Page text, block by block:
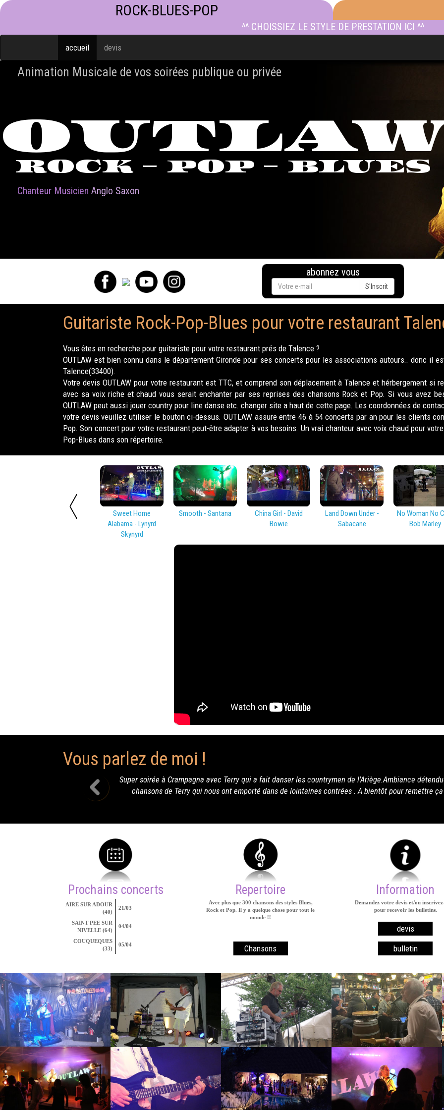
ROCK-BLUES-POP
^^ CHOISSIEZ LE STYLE DE PRESTATION ICI ^^
accueil devis
Animation Musicale de vos soirées publique ou privée
ROCK - POP - BLUES
Chanteur Musicien Anglo Saxon
abonnez vous
S'Inscrit
Guitariste Rock-Pop-Blues pour votre restaurant
Vous êtes en recherche pour guitariste pour votre restaurant prés de Talence ?
OUTLAW est bien connu dans le département Gironde pour ses concerts pour les associations autours.. donc il
Talence(33400).
Votre devis OUTLAW pour votre restaurant est TTC, et comprend son déplacement à Talence et hérbergement
avec sa voix riche et chaud vous serait enchanter par ses reprises des chansons Rock et Pop. Si vous avez
OUTLAW peut aussi jouer country pour line danse etc. changer site a haut de cette page. Les coordonnées de
votre devis veuillez utiliser le bouton ci-dessus. OUTLAW assure entre 46 à 54 concerts par an pour les clients
Pop. Son concert pour votre restaurant peut-être adapter à vos besoins. Un vrai chanteur avec voix chaud pour
Pop-Blues dans son répertoire.
Sweet Home
Alabama - Lynyrd
Skynyrd
Smooth - Santana
China Girl - David
Bowie
Land Down Under -
Sabacane
No Woman No
Bob Marley
Vous parlez de moi !
soirée à Crampagna avec Terry qui a fait danser les countrymen de l'Ariège.Ambiance détendue, rythmée par les innombrables
chansons de Terry qui nous ont emporté dans de lointaines contrées . A bientôt pour remettre ça !! et vive les "kick and Clap"
Prochains concerts
AIRE SUR ADOUR
(40)
21/03
SAINT PEE SUR
NIVELLE (64)
04/04
COUQUEQUES
(33)
05/04
Repertoire
Avec plus que 300 chansons des styles Blues,
Rock et Pop. Il y a quelque chose pour tout le
monde !!
Chansons
Information
Demandez votre devis et/ou
pour recevoir les bulletins.
devis
bulletin